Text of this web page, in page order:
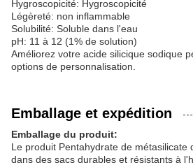
Hygroscopicité: Hygroscopicité
Légèreté: non inflammable
Solubilité: Soluble dans l'eau
pH: 11 à 12 (1% de solution)
Améliorez votre acide silicique sodique
options de personnalisation.
Emballage et expédition
Emballage du produit:
Le produit Pentahydrate de métasilicate
dans des sacs durables et résistants à